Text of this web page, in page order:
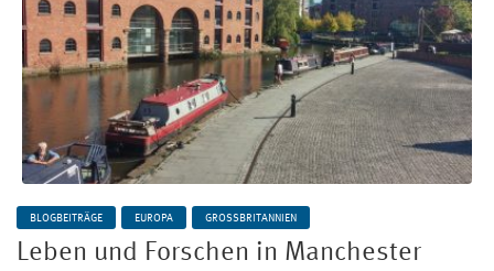
BLOGBEITRÄGE EUROPA GROSSBRITANNIEN
Leben und Forschen in Manchester